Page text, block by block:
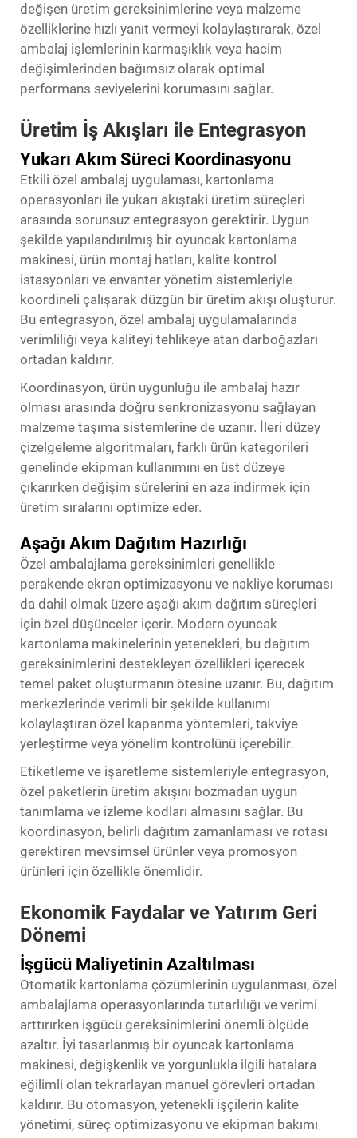
değişen üretim gereksinimlerine veya malzeme
özelliklerine hızlı yanıt vermeyi kolaylaştırarak, özel
ambalaj işlemlerinin karmaşıklık veya hacim
değişimlerinden bağımsız olarak optimal
performans seviyelerini korumasını sağlar.
Üretim İş Akışları ile Entegrasyon
Yukarı Akım Süreci Koordinasyonu
Etkili özel ambalaj uygulaması, kartonlama
operasyonları ile yukarı akıştaki üretim süreçleri
arasında sorunsuz entegrasyon gerektirir. Uygun
şekilde yapılandırılmış bir oyuncak kartonlama
makinesi, ürün montaj hatları, kalite kontrol
istasyonları ve envanter yönetim sistemleriyle
koordineli çalışarak düzgün bir üretim akışı oluşturur.
Bu entegrasyon, özel ambalaj uygulamalarında
verimliliği veya kaliteyi tehlikeye atan darboğazları
ortadan kaldırır.
Koordinasyon, ürün uygunluğu ile ambalaj hazır
olması arasında doğru senkronizasyonu sağlayan
malzeme taşıma sistemlerine de uzanır. İleri düzey
çizelgeleme algoritmaları, farklı ürün kategorileri
genelinde ekipman kullanımını en üst düzeye
çıkarırken değişim sürelerini en aza indirmek için
üretim sıralarını optimize eder.
Aşağı Akım Dağıtım Hazırlığı
Özel ambalajlama gereksinimleri genellikle
perakende ekran optimizasyonu ve nakliye koruması
da dahil olmak üzere aşağı akım dağıtım süreçleri
için özel düşünceler içerir. Modern oyuncak
kartonlama makinelerinin yetenekleri, bu dağıtım
gereksinimlerini destekleyen özellikleri içerecek
temel paket oluşturmanın ötesine uzanır. Bu, dağıtım
merkezlerinde verimli bir şekilde kullanımı
kolaylaştıran özel kapanma yöntemleri, takviye
yerleştirme veya yönelim kontrolünü içerebilir.
Etiketleme ve işaretleme sistemleriyle entegrasyon,
özel paketlerin üretim akışını bozmadan uygun
tanımlama ve izleme kodları almasını sağlar. Bu
koordinasyon, belirli dağıtım zamanlaması ve rotası
gerektiren mevsimsel ürünler veya promosyon
ürünleri için özellikle önemlidir.
Ekonomik Faydalar ve Yatırım Geri
Dönemi
İşgücü Maliyetinin Azaltılması
Otomatik kartonlama çözümlerinin uygulanması, özel
ambalajlama operasyonlarında tutarlılığı ve verimi
arttırırken işgücü gereksinimlerini önemli ölçüde
azaltır. İyi tasarlanmış bir oyuncak kartonlama
makinesi, değişkenlik ve yorgunlukla ilgili hatalara
eğilimli olan tekrarlayan manuel görevleri ortadan
kaldırır. Bu otomasyon, yetenekli işçilerin kalite
yönetimi, süreç optimizasyonu ve ekipman bakımı